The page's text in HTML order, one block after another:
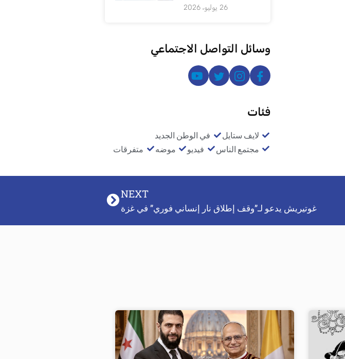
26 يوليو، 2026
وسائل التواصل الاجتماعي
فئات
لايف ستايل
في الوطن الجديد
مجتمع الناس
فيديو موضه متفرقات
NEXT
غوتيريش يدعو لـ”وقف إطلاق نار إنساني فوري” في غزة